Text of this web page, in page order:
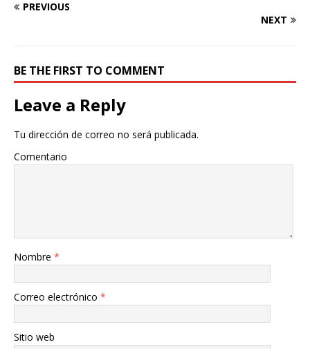
PREVIOUS
NEXT
BE THE FIRST TO COMMENT
Leave a Reply
Tu dirección de correo no será publicada.
Comentario
Nombre *
Correo electrónico *
Sitio web